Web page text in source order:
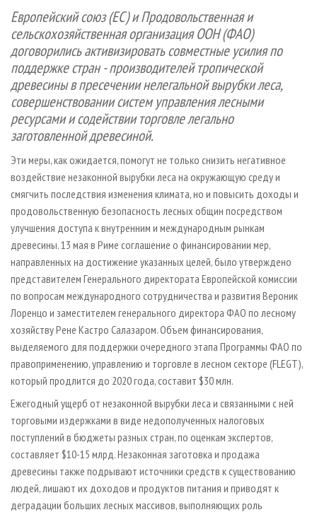
СУШКА ДРЕВЕСИНЫ
ПРОИЗВОДСТВО ДРЕВЕСНЫХ ПЛИТ
ДЕРЕВЯННОЕ ДОМОСТРОЕНИЕ
ПРОИЗВОДСТВО МЕБЕЛИ
БИОЭНЕРГЕТИКА
ЦБП
ПЕРСОНЫ
МОБИЛЬНЫЕ ВЫСТАВКИ
ОФИЦИАЛЬНЫЕ ДЕЛЕГАЦИИ
ПРИОРИТЕТНЫЕ ИНВЕСТПРОЕКТЫ
RUSSIAN FORESTRY REVIEW
ГАЗЕТА ЛЕСПРОМФОРУМ
КОНТАКТЫ
РЕКЛАМА
РЕКЛАМА НА САЙТЕ
Европейский союз (ЕС) и Продовольственная и
сельскохозяйственная организация ООН (ФАО)
договорились активизировать совместные усилия по
поддержке стран - производителей тропической
древесины в пресечении нелегальной вырубки леса,
совершенствовании систем управления лесными
ресурсами и содействии торговле легально
заготовленной древесиной.
Эти меры, как ожидается, помогут не только снизить негативное
воздействие незаконной вырубки леса на окружающую среду и
смягчить последствия изменения климата, но и повысить доходы и
продовольственную безопасность лесных общин посредством
улучшения доступа к внутренним и международным рынкам
древесины. 13 мая в Риме соглашение о финансировании мер,
направленных на достижение указанных целей, было утверждено
представителем Генерального директората Европейской комиссии
по вопросам международного сотрудничества и развития Вероник
Лоренцо и заместителем генерального директора ФАО по лесному
хозяйству Рене Кастро Салазаром. Объем финансирования,
выделяемого для поддержки очередного этапа Программы ФАО по
правоприменению, управлению и торговле в лесном секторе (FLEGT),
который продлится до 2020 года, составит $30 млн.
Ежегодный ущерб от незаконной вырубки леса и связанными c ней
торговыми издержками в виде недополученных налоговых
поступлений в бюджеты разных стран, по оценкам экспертов,
составляет $10-15 млрд. Незаконная заготовка и продажа
древесины также подрывают источники средств к существованию
людей, лишают их доходов и продуктов питания и приводят к
деградации больших лесных массивов, выполняющих роль